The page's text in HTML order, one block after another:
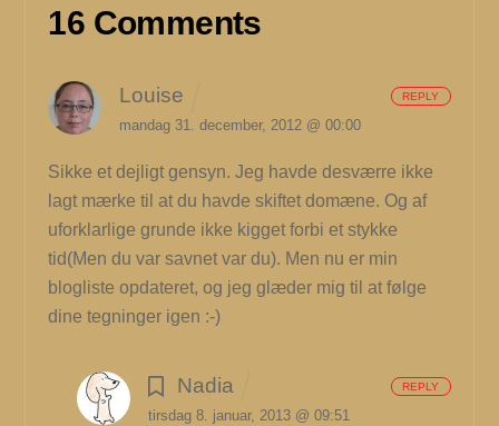
16 Comments
Louise
mandag 31. december, 2012 @ 00:00
Sikke et dejligt gensyn. Jeg havde desværre ikke
lagt mærke til at du havde skiftet domæne. Og af
uforklarlige grunde ikke kigget forbi et stykke
tid(Men du var savnet var du). Men nu er min
blogliste opdateret, og jeg glæder mig til at følge
dine tegninger igen :-)
REPLY
Nadia
tirsdag 8. januar, 2013 @ 09:51
REPLY